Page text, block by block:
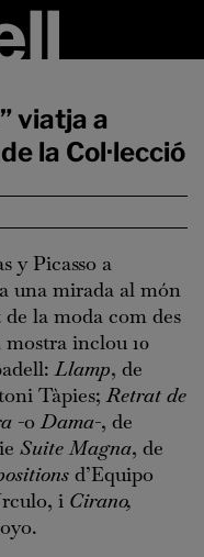
viatja a
la Col·lecció
y Picasso a
una mirada al món
la moda com des
inclou 10
Llamp, de
Tàpies;Retrat de
-oDama-, de
Suite Magna, de
d’Equipo
i Cirano,